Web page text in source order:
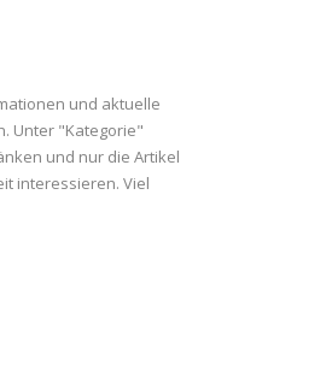
und aktuelle
Unter "Kategorie"
und nur die Artikel
interessieren. Viel